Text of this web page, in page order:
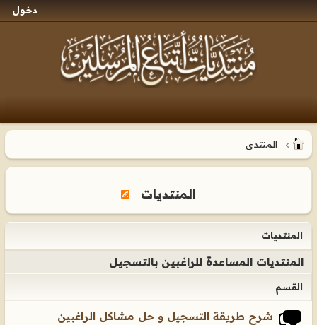
دخول
المنتدى
المنتديات
المنتديات
المنتديات المساعدة للراغبين بالتسجيل
القسم
شرح طريقة التسجيل و حل مشاكل الراغبين